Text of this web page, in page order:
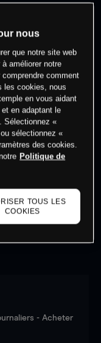
pour voir les
- Acheter
nous
que notre site web
améliorer notre
comment
les cookies, nous
en vous aidant
en adaptant le
Sélectionnez «
sélectionnez «
des cookies.
Politique de
TOUS LES
COOKIES